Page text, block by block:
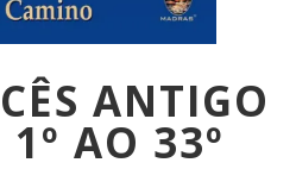
ANTIGO
1º AO 33º